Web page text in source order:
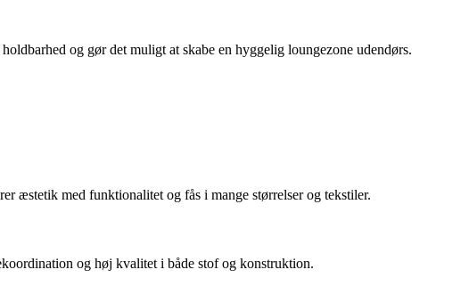
og gør det muligt at skabe en hyggelig loungezone udendørs.
æstetik med funktionalitet og fås i mange størrelser og tekstiler.
og høj kvalitet i både stof og konstruktion.